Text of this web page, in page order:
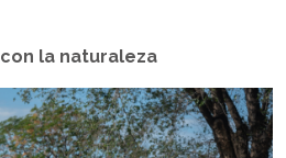
la naturaleza